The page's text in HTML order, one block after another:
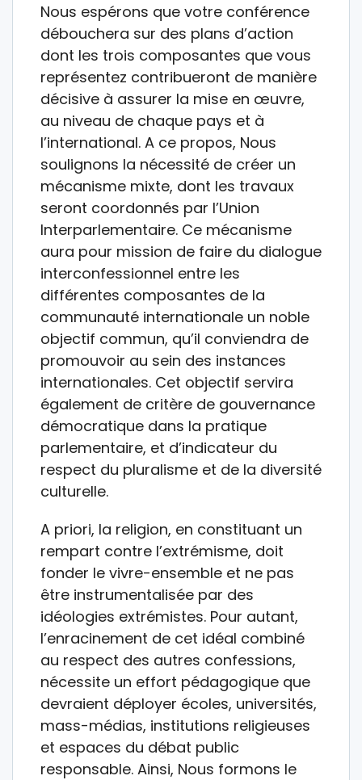
Nous espérons que votre conférence
débouchera sur des plans d’action
dont les trois composantes que vous
représentez contribueront de manière
décisive à assurer la mise en œuvre,
au niveau de chaque pays et à
l’international. A ce propos, Nous
soulignons la nécessité de créer un
mécanisme mixte, dont les travaux
seront coordonnés par l’Union
Interparlementaire. Ce mécanisme
aura pour mission de faire du dialogue
interconfessionnel entre les
différentes composantes de la
communauté internationale un noble
objectif commun, qu’il conviendra de
promouvoir au sein des instances
internationales. Cet objectif servira
également de critère de gouvernance
démocratique dans la pratique
parlementaire, et d’indicateur du
respect du pluralisme et de la diversité
culturelle.
A priori, la religion, en constituant un
rempart contre l’extrémisme, doit
fonder le vivre-ensemble et ne pas
être instrumentalisée par des
idéologies extrémistes. Pour autant,
l’enracinement de cet idéal combiné
au respect des autres confessions,
nécessite un effort pédagogique que
devraient déployer écoles, universités,
mass-médias, institutions religieuses
et espaces du débat public
responsable. Ainsi, Nous formons le